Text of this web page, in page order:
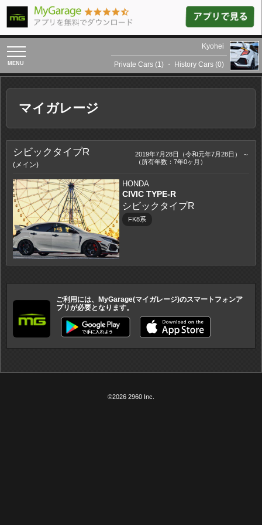
toggle
navigation
Kyohei
Private Cars (1) ・ History Cars (0)
マイガレージ
シビックタイプR
(メイン)
2019年7月28日（令和元年7月28日） ～
（所有年数：7年0ヶ月）
HONDA
CIVIC TYPE-R
シビックタイプR
FK8系
ご利用には、MyGarage(マイガレージ)のスマートフォンア
プリが必要となります。
©2026 2960 Inc.